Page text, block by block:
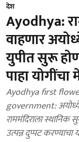
देश
Ayodhya:
वाहणार
युपीत सुरू
पाहा योगींचा
Ayodhya first
government:
राममंदिराला
उत्पन्न दुप्पट